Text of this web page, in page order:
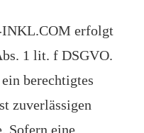
INKL.COM erfolgt
1 lit. f DSGVO.
berechtigtes
zuverlässigen
Sofern eine